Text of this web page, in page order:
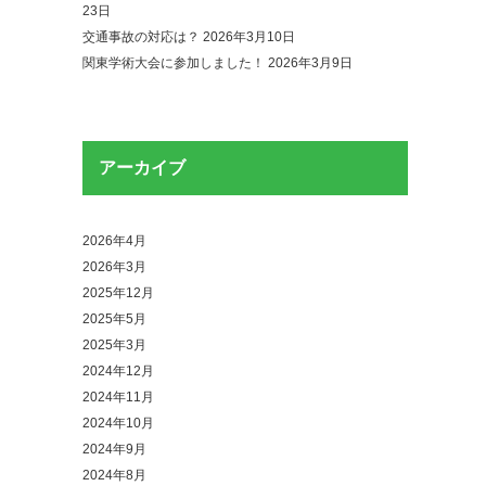
23日
交通事故の対応は？ 2026年3月10日
関東学術大会に参加しました！ 2026年3月9日
アーカイブ
2026年4月
2026年3月
2025年12月
2025年5月
2025年3月
2024年12月
2024年11月
2024年10月
2024年9月
2024年8月